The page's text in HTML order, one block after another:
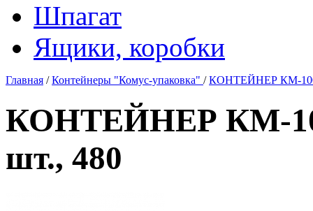
Шпагат
Ящики, коробки
Главная /Контейнеры "Комус-упаковка" /КОНТЕЙНЕР КМ-
КОНТЕЙНЕР КМ-
шт., 480